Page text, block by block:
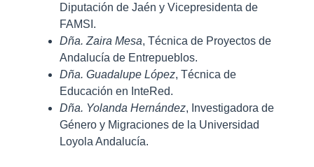
Diputación de Jaén y Vicepresidenta de
FAMSI.
Dña. Zaira Mesa, Técnica de Proyectos de
Andalucía de Entrepueblos.
Dña. Guadalupe López, Técnica de
Educación en InteRed.
Dña. Yolanda Hernández, Investigadora de
Género y Migraciones de la Universidad
Loyola Andalucía.